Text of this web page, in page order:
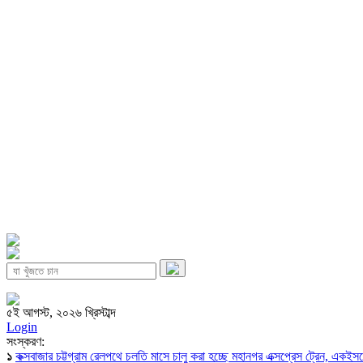
৫ই আগস্ট, ২০২৬ খ্রিস্টাব্দ
Login
সংস্করণ:
১ কক্সবাজার চট্টগ্রাম রেলপথে চলতি মাসে চালু করা হচ্ছে মহানগর এক্সপ্রেস ট্রেন,